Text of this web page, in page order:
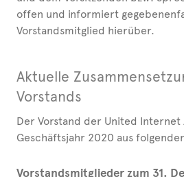
offen und informiert
Vorstandsmitglied hierüber.
Aktuelle
Vorstands
Der Vorstand der United Internet
Geschäftsjahr 2020 aus
Vorstandsmitglieder zum 31.